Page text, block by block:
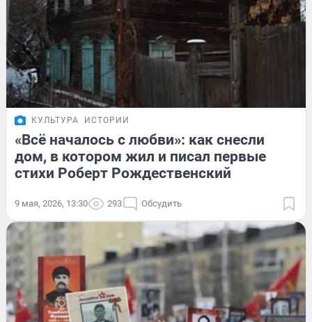
КУЛЬТУРА ИСТОРИИ
«Всё началось с любви»: как снесли
дом, в котором жил и писал первые
стихи Роберт Рождественский
9 мая, 2026, 13:30 293 Обсудить